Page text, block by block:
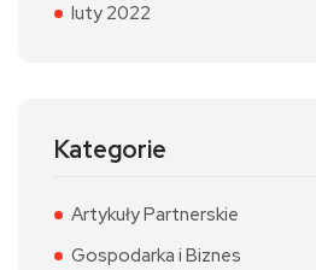
luty 2022
Kategorie
Artykuły Partnerskie
Gospodarka i Biznes